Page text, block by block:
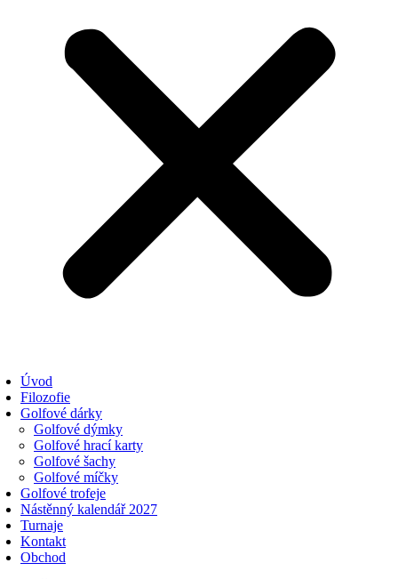
Úvod
Filozofie
Golfové dárky
Golfové dýmky
Golfové hrací karty
Golfové šachy
Golfové míčky
Golfové trofeje
Nástěnný kalendář 2027
Turnaje
Kontakt
Obchod